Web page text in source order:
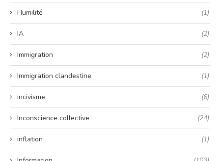
Humilité (1)
IA (2)
Immigration (2)
Immigration clandestine (1)
incivisme (6)
Inconscience collective (24)
inflation (1)